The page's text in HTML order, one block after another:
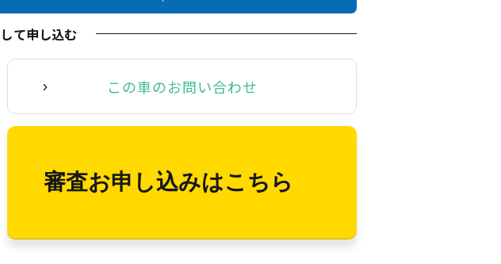
して申し込む
この車のお問い合わせ
審査お申し込みはこちら